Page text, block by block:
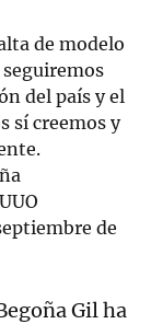
de modelo
del país y el
sí creemos y
de
Gil ha